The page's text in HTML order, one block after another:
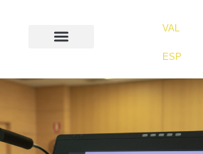
VAL
ESP